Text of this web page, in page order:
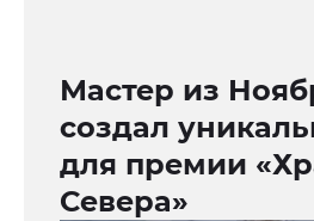
Мастер из
создал
для премии
Севера»